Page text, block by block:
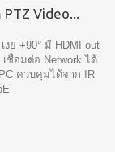
PTZ Video...
ย +90° มี HDMI out
ชื่อมต่อ Network ได้
ควบคุมได้จาก IR